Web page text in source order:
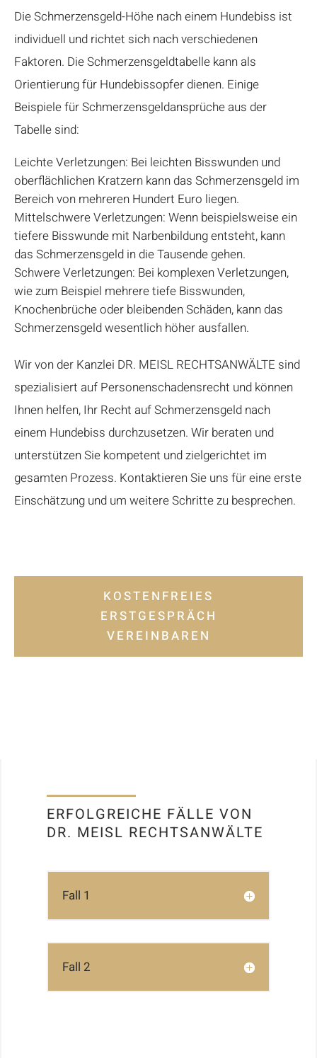
Die Schmerzensgeld-Höhe nach einem Hundebiss ist
individuell und richtet sich nach verschiedenen
Faktoren. Die Schmerzensgeldtabelle kann als
Orientierung für Hundebissopfer dienen. Einige
Beispiele für Schmerzensgeldansprüche aus der
Tabelle sind:
Leichte Verletzungen: Bei leichten Bisswunden und
oberflächlichen Kratzern kann das Schmerzensgeld im
Bereich von mehreren Hundert Euro liegen.
Mittelschwere Verletzungen: Wenn beispielsweise ein
tiefere Bisswunde mit Narbenbildung entsteht, kann
das Schmerzensgeld in die Tausende gehen.
Schwere Verletzungen: Bei komplexen Verletzungen,
wie zum Beispiel mehrere tiefe Bisswunden,
Knochenbrüche oder bleibenden Schäden, kann das
Schmerzensgeld wesentlich höher ausfallen.
Wir von der Kanzlei DR. MEISL RECHTSANWÄLTE sind
spezialisiert auf Personenschadensrecht und können
Ihnen helfen, Ihr Recht auf Schmerzensgeld nach
einem Hundebiss durchzusetzen. Wir beraten und
unterstützen Sie kompetent und zielgerichtet im
gesamten Prozess. Kontaktieren Sie uns für eine erste
Einschätzung und um weitere Schritte zu besprechen.
KOSTENFREIES
ERSTGESPRÄCH
VEREINBAREN
ERFOLGREICHE FÄLLE VON
DR. MEISL RECHTSANWÄLTE
Fall 1
Fall 2